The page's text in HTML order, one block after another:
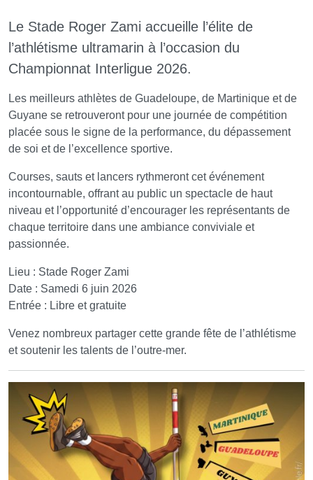
Le Stade Roger Zami accueille l’élite de
l’athlétisme ultramarin à l’occasion du
Championnat Interligue 2026.
Les meilleurs athlètes de Guadeloupe, de Martinique et de
Guyane se retrouveront pour une journée de compétition
placée sous le signe de la performance, du dépassement
de soi et de l’excellence sportive.
Courses, sauts et lancers rythmeront cet événement
incontournable, offrant au public un spectacle de haut
niveau et l’opportunité d’encourager les représentants de
chaque territoire dans une ambiance conviviale et
passionnée.
Lieu : Stade Roger Zami
Date : Samedi 6 juin 2026
Entrée : Libre et gratuite
Venez nombreux partager cette grande fête de l’athlétisme
et soutenir les talents de l’outre-mer.